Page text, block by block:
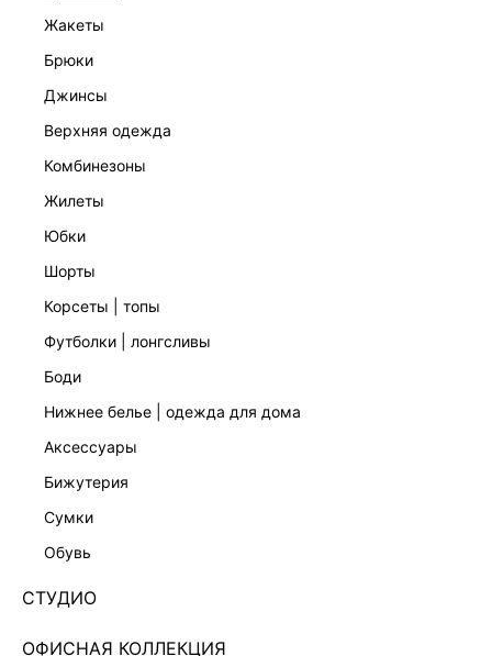
жакеты
брюки
джинсы
верхняя одежда
комбинезоны
жилеты
юбки
шорты
корсеты | топы
футболки | лонгсливы
боди
нижнее белье | одежда для дома
аксессуары
бижутерия
сумки
обувь
СТУДИО
ОФИСНАЯ КОЛЛЕКЦИЯ
Нет в наличии
ЦВЕТ:МУЛЬТИКОЛОР